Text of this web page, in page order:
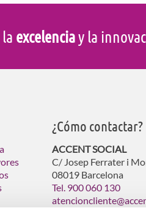
excelenciay la
¿Cómo contactar?
ACCENT SOCIAL
C/ Josep Ferrater i
08019 Barcelona
Tel. 900 060 130